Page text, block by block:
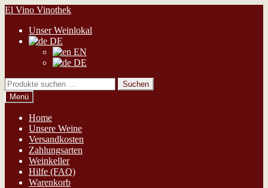
Zur
springen
Zum
springen
El Vino Vinothek
Unser Weinlokal
DE
EN
DE
Suchen
nach:
Suchen
Menü
Home
Unsere Weine
Versandkosten
Zahlungsarten
Weinkeller
Hilfe (FAQ)
Warenkorb